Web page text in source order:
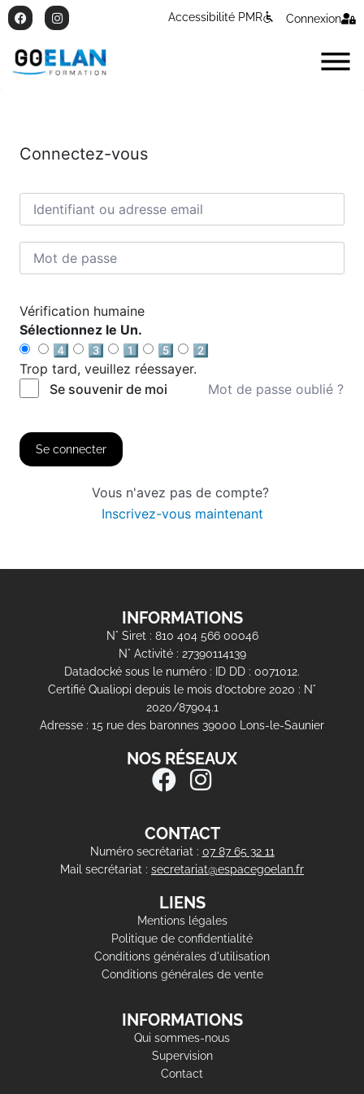
Accessibilité PMR Connexion
Connectez-vous
Vérification humaine
Sélectionnez le Un.
4️⃣
3️⃣ 1️⃣ 5️⃣
2️⃣
Trop tard, veuillez réessayer.
Se souvenir de moi
Mot de passe oublié ?
Se connecter
Vous n'avez pas de compte?
Inscrivez-vous maintenant
INFORMATIONS
N° Siret : 810 404 566 00046
N° Activité : 27390114139
Datadocké sous le numéro : ID DD : 0071012.
Certifié Qualiopi depuis le mois d’octobre 2020 : N°
2020/87904.1
Adresse : 15 rue des baronnes 39000 Lons-le-Saunier
NOS RÉSEAUX
CONTACT
Numéro secrétariat : 07 87 65 32 11
Mail secrétariat : secretariat@espacegoelan.fr
LIENS
Mentions légales
Politique de confidentialité
Conditions générales d'utilisation
Conditions générales de vente
INFORMATIONS
Qui sommes-nous
Supervision
Contact